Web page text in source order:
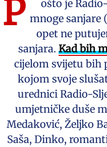
P
ošto je
mnoge sanjare
opet ne
sanjara. Kad bih
cijelom svijetu bih
kojom svoje
urednici Radio-
umjetničke duše
Medaković, Željko
Saša, Dinko,